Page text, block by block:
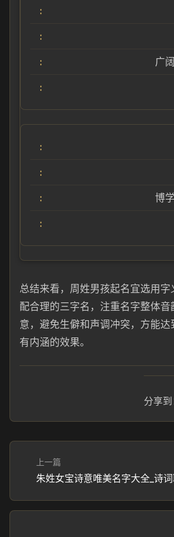
广
博
总结来看，周姓男孩起名宜选用字
配合理的三字名，注重名字整体音
意，避免生僻和声调冲突，方能达
有内涵的效果。
分享到
上一篇
朱姓女宝诗意唯美名字大全_诗